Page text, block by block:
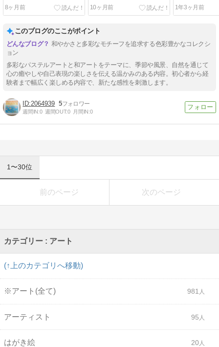
8ヶ月前
10ヶ月前
1年3ヶ月前
このブログのここがポイント
和やかさと多彩なモチーフを追求する色彩豊かなコレクシ
ョン
多彩なパステルアートと和アートをテーマに、季節や風景、自然を通じて
心の癒やしや自己表現の楽しさを伝える温かみのある内容。初心者から経
験者まで幅広く楽しめる内容で、新たな感性を刺激します。
2064939 5
週間IN:0 週間OUT:0 月間IN:0
1〜30位
前のページ 次のページ
カテゴリー : アート
(↑上のカテゴリへ移動)
※アート(全て) 981
アーティスト 95
はがき絵 20